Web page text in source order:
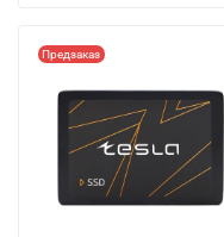
Предзаказ